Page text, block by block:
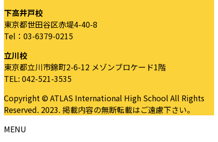
下高井戸校
東京都世田谷区赤堤4-40-8
Tel：03-6379-0215
立川校
東京都立川市錦町2-6-12 メゾンブロケード1階
TEL: 042-521-3535
Copyright © ATLAS International High School All Rights
Reserved. 2023. 掲載内容の無断転載はご遠慮下さい。
MENU